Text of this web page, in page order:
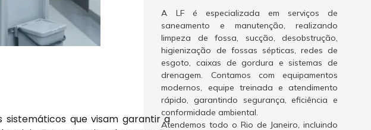
que visam garantir a
A LF é especializada em serviços de
saneamento e manutenção, realizando
limpeza de fossa, sucção, desobstrução,
higienização de fossas sépticas, redes de
esgoto, caixas de gordura e sistemas de
drenagem. Contamos com equipamentos
modernos, equipe treinada e atendimento
rápido, garantindo segurança, eficiência e
conformidade ambiental.
Atendemos todo o Rio de Janeiro, incluindo